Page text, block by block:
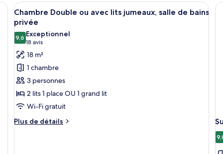
lit, deux fauteuils, une petite table et une vue sur l’extérieur grâce à
Afficher
toutes
les
photos
pour
ce
type
de
chambre :
Chambre
Double
Une chambre d’hôtel avec deux lits,
6
Chambre Double ou avec lits jumeaux, salle de bains
privée
9,69,6 sur 10
Exceptionnel
18 avis
(18 avis)
18 m²
1 chambre
3 personnes
2 lits 1 place OU 1 grand lit
Wi-Fi gratuit
Plus de détails
Plus